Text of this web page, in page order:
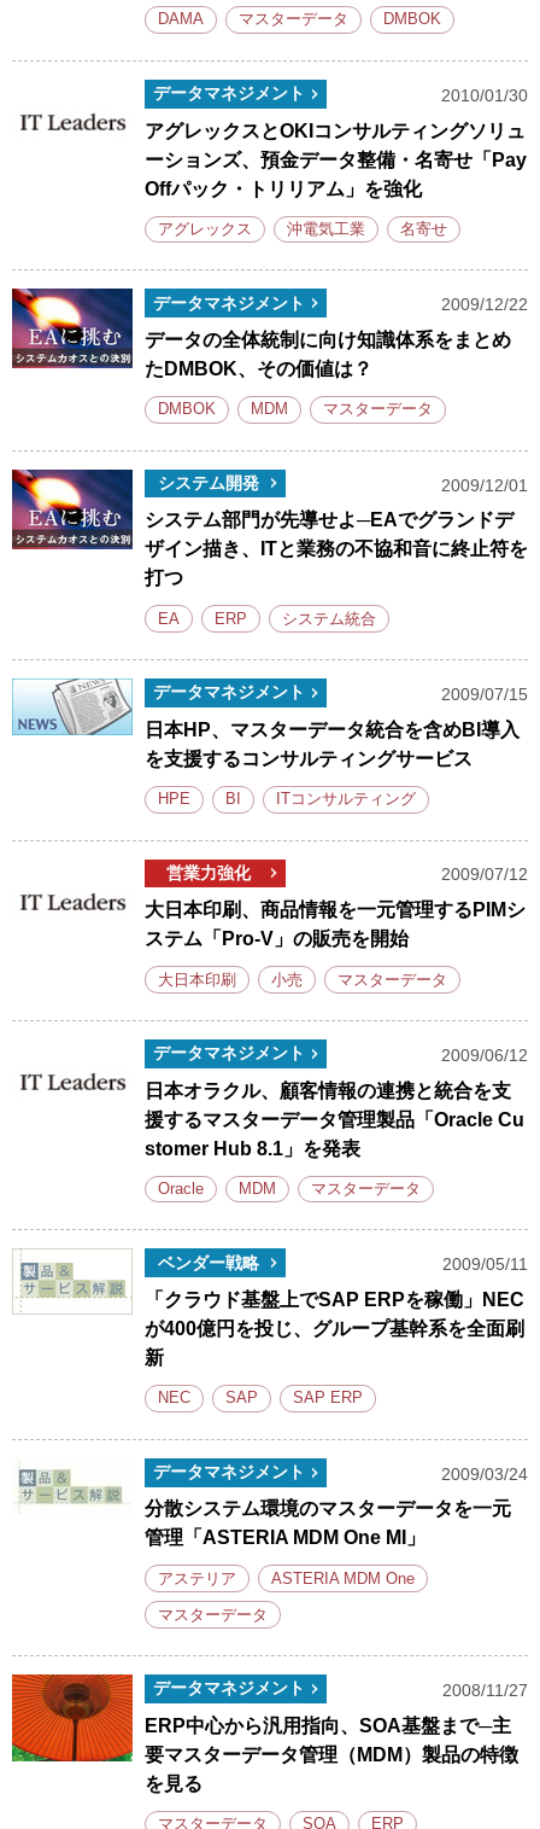
DAMA マスターデータ DMBOK
データマネジメント 2010/01/30
アグレックスとOKIコンサルティングソリュ
ーションズ、預金データ整備・名寄せ「Pay
Offパック・トリリアム」を強化
アグレックス 沖電気工業 名寄せ
データマネジメント 2009/12/22
データの全体統制に向け知識体系をまとめ
たDMBOK、その価値は？
DMBOK MDM マスターデータ
システム開発 2009/12/01
システム部門が先導せよ─EAでグランドデ
ザイン描き、ITと業務の不協和音に終止符を
打つ
EA ERP システム統合
データマネジメント 2009/07/15
日本HP、マスターデータ統合を含めBI導入
を支援するコンサルティングサービス
HPE BI ITコンサルティング
営業力強化 2009/07/12
大日本印刷、商品情報を一元管理するPIMシ
ステム「Pro-V」の販売を開始
大日本印刷 小売 マスターデータ
データマネジメント 2009/06/12
日本オラクル、顧客情報の連携と統合を支
援するマスターデータ管理製品「Oracle Cu
stomer Hub 8.1」を発表
Oracle MDM マスターデータ
ベンダー戦略 2009/05/11
「クラウド基盤上でSAP ERPを稼働」NEC
が400億円を投じ、グループ基幹系を全面刷
新
NEC SAP SAP ERP
データマネジメント 2009/03/24
分散システム環境のマスターデータを一元
管理「ASTERIA MDM One MI」
アステリア ASTERIA MDM One
マスターデータ
データマネジメント 2008/11/27
ERP中心から汎用指向、SOA基盤まで─主
要マスターデータ管理（MDM）製品の特徴
を見る
マスターデータ SOA ERP